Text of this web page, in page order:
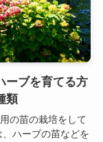
ーブを育てる方
類
の苗の栽培をして
ハーブの苗などを